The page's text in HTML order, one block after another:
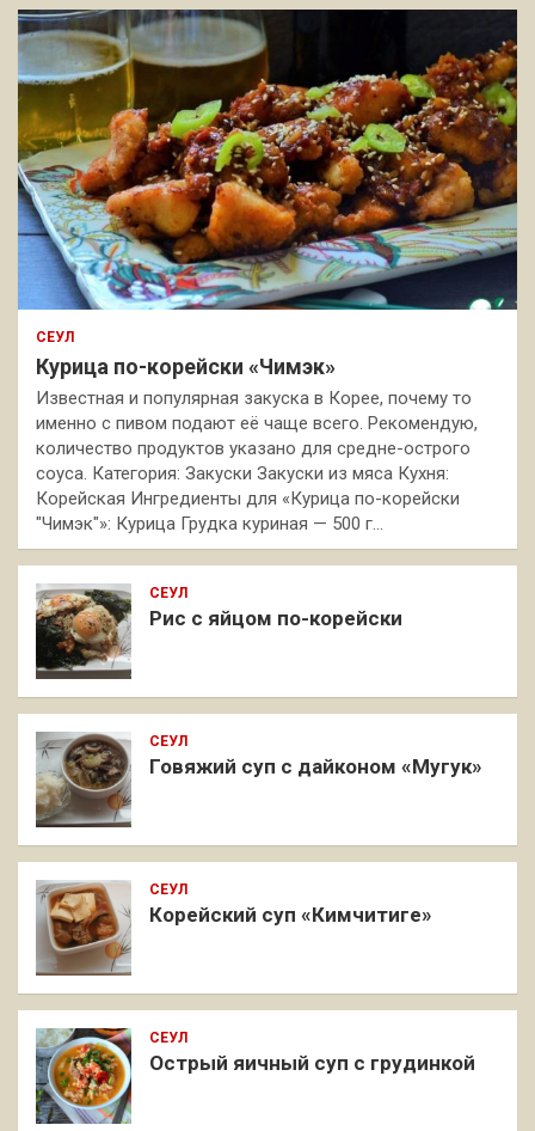
СЕУЛ
Курица по-корейски «Чимэк»
Известная и популярная закуска в Корее, почему то
именно с пивом подают её чаще всего. Рекомендую,
количество продуктов указано для средне-острого
соуса. Категория: Закуски Закуски из мяса Кухня:
Корейская Ингредиенты для «Курица по-корейски
"Чимэк"»: Курица Грудка куриная — 500 г…
СЕУЛ
Рис с яйцом по-корейски
СЕУЛ
Говяжий суп с дайконом «Мугук»
СЕУЛ
Корейский суп «Кимчитиге»
СЕУЛ
Острый яичный суп с грудинкой